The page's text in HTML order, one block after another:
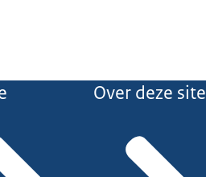
Over deze site